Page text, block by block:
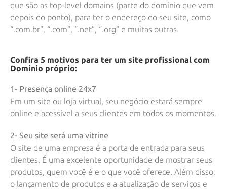
que são as top-level domains (parte do domínio que vem
depois do ponto), para ter o endereço do seu site, como
“.com.br”, “.com”, “.net”, “.org” e muitas outras.
Confira 5 motivos para ter um site profissional com
Domínio próprio:
1- Presença online 24x7
Em um site ou loja virtual, seu negócio estará sempre
online e acessível a seus clientes em todos os momentos.
2- Seu site será uma vitrine
O site de uma empresa é a porta de entrada para seus
clientes. É uma excelente oportunidade de mostrar seus
produtos, quem você é e o que você oferece. Além disso,
o lançamento de produtos e a atualização de serviços e